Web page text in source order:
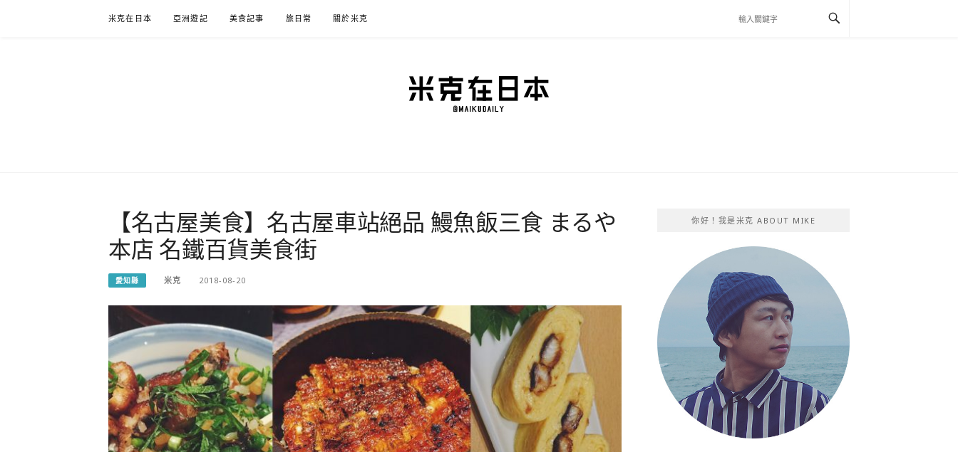
米克在日本 亞洲遊記 美食記事 旅日常 關於米克
【名古屋美食】名古屋車站絕品 鰻魚飯三食 まるや
本店 名鐵百貨美食街
愛知縣 米克 2018-08-20
你好！我是米克 ABOUT MIKE